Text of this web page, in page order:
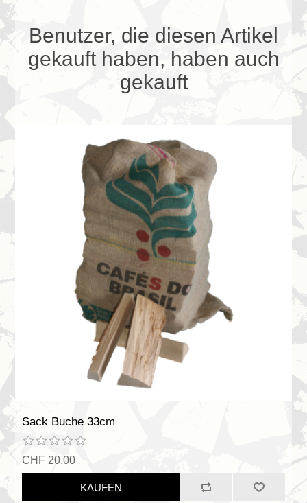
Benutzer, die diesen Artikel
gekauft haben, haben auch
gekauft
Sack Buche 33cm
CHF 20.00
KAUFEN